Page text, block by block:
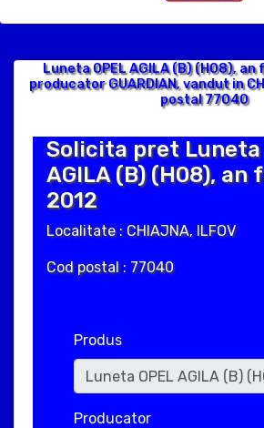
Luneta OPEL AGILA (B) (H08),
producator GUARDIAN, vandut in
postal 77040
Solicita pret Luneta
AGILA (B) (H08),
2012
Localitate : CHIAJNA, ILFOV
Cod postal : 77040
Produs
Producator